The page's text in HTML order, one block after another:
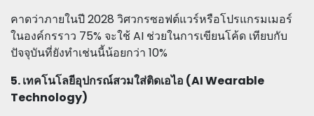
คาดว่าภายในปี 2028 วิศวกรซอฟต์แวร์หรือโปรแกรมเมอร์
ในองค์กรราว 75% จะใช้ AI ช่วยในการเขียนโค้ด เทียบกับ
ปัจจุบันที่ยังทำเช่นนี้น้อยกว่า 10%
5. เทคโนโลยีอุปกรณ์สวมใส่ติดเอไอ (AI Wearable
Technology)